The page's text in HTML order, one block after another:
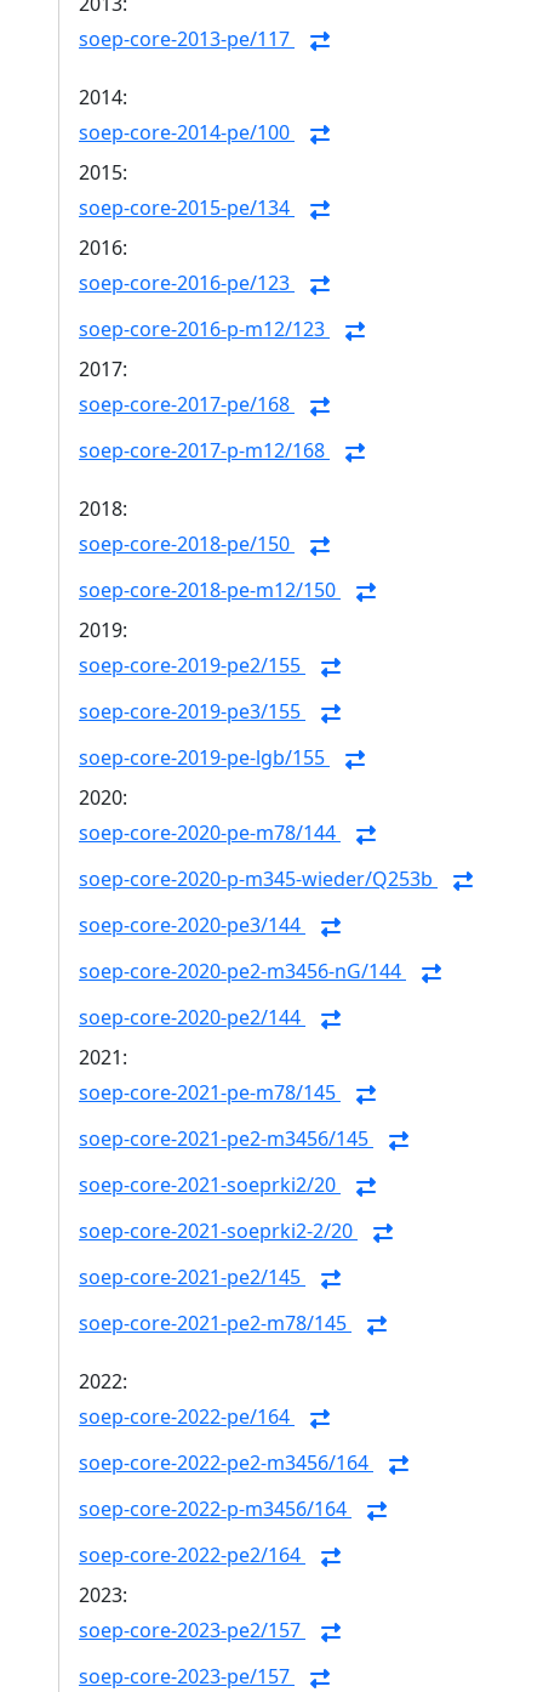
soep-core-2013-pe/117
2014:
soep-core-2014-pe/100
2015:
soep-core-2015-pe/134
2016:
soep-core-2016-pe/123
soep-core-2016-p-m12/123
2017:
soep-core-2017-pe/168
soep-core-2017-p-m12/168
2018:
soep-core-2018-pe/150
soep-core-2018-pe-m12/150
2019:
soep-core-2019-pe2/155
soep-core-2019-pe3/155
soep-core-2019-pe-lgb/155
2020:
soep-core-2020-pe-m78/144
soep-core-2020-p-m345-wieder/Q253b
soep-core-2020-pe3/144
soep-core-2020-pe2-m3456-nG/144
soep-core-2020-pe2/144
2021:
soep-core-2021-pe-m78/145
soep-core-2021-pe2-m3456/145
soep-core-2021-soeprki2/20
soep-core-2021-soeprki2-2/20
soep-core-2021-pe2/145
soep-core-2021-pe2-m78/145
2022:
soep-core-2022-pe/164
soep-core-2022-pe2-m3456/164
soep-core-2022-p-m3456/164
soep-core-2022-pe2/164
2023:
soep-core-2023-pe2/157
soep-core-2023-pe/157